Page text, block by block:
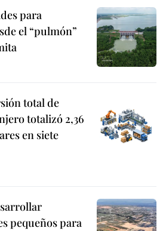
para
el “pulmón”
total de
totalizó 2,36
en siete
pequeños para